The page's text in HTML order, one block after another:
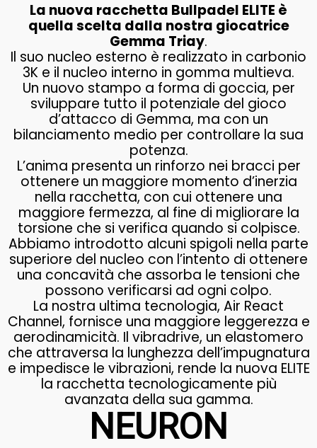
La nuova racchetta Bullpadel ELITE è
quella scelta dalla nostra giocatrice
Gemma Triay.
Il suo nucleo esterno è realizzato in carbonio
3K e il nucleo interno in gomma multieva.
Un nuovo stampo a forma di goccia, per
sviluppare tutto il potenziale del gioco
d’attacco di Gemma, ma con un
bilanciamento medio per controllare la sua
potenza.
L’anima presenta un rinforzo nei bracci per
ottenere un maggiore momento d’inerzia
nella racchetta, con cui ottenere una
maggiore fermezza, al fine di migliorare la
torsione che si verifica quando si colpisce.
Abbiamo introdotto alcuni spigoli nella parte
superiore del nucleo con l’intento di ottenere
una concavità che assorba le tensioni che
possono verificarsi ad ogni colpo.
La nostra ultima tecnologia, Air React
Channel, fornisce una maggiore leggerezza e
aerodinamicità. Il vibradrive, un elastomero
che attraversa la lunghezza dell’impugnatura
e impedisce le vibrazioni, rende la nuova ELITE
la racchetta tecnologicamente più
avanzata della sua gamma.
NEURON